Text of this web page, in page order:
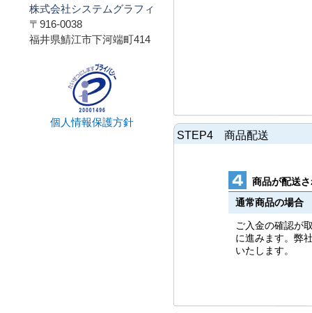
STEP4 商品配送
商品が配送
通常商品の場合
ご入金の確認が
に進みます。弊
いたします。
株式会社システムグラフィ
〒916-0038
福井県鯖江市下河端町414
個人情報保護方針